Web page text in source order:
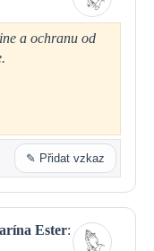
a ochranu od
✎ Přidat vzkaz
Ester: